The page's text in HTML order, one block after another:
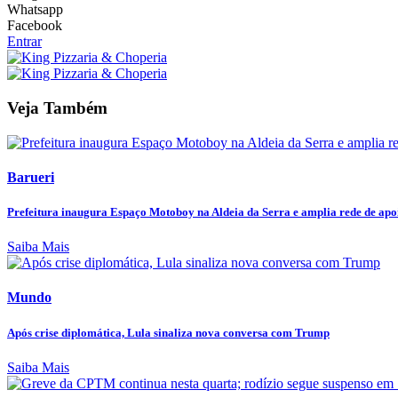
Whatsapp
Facebook
Entrar
Veja Também
Barueri
Prefeitura inaugura Espaço Motoboy na Aldeia da Serra e amplia rede de
Saiba Mais
Mundo
Após crise diplomática, Lula sinaliza nova conversa com Trump
Saiba Mais